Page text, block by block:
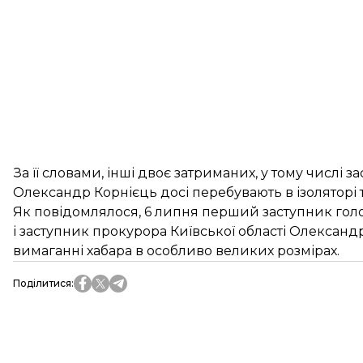
За її словами, інші двоє затриманих, у тому числі
Олександр Корнієць досі перебувають в
Як повідомлялося, 6 липня перший заступник
і заступник прокурора Київської області
вимаганні хабара в особливо великих розмірах.
Поділитися: